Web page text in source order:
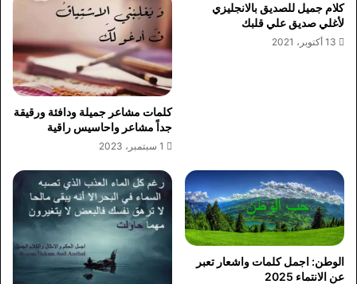
كلام جميل للصديق بالانجليزي
لأغلي صديق علي قلبك
13 أكتوبر، 2021
كلمات مشاعر جميلة ودافئة ورقيقة
جداً مشاعر واحاسيس راقية
1 سبتمبر، 2023
الوطن: اجمل كلمات واشعار تعبر
عن الانتماء 2025